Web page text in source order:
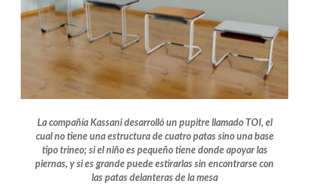
La compañía Kassani desarrolló un pupitre llamado TOI, el
cual no tiene una estructura de cuatro patas sino una base
tipo trineo; si el niño es pequeño tiene donde apoyar las
piernas, y si es grande puede estirarlas sin encontrarse con
las patas delanteras de la mesa